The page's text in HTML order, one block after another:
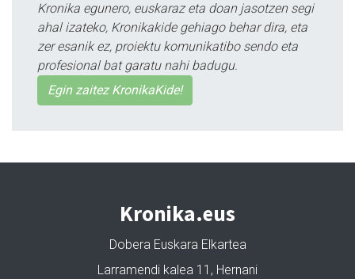
Kronika egunero, euskaraz eta doan jasotzen segi
ahal izateko, Kronikakide gehiago behar dira, eta
zer esanik ez, proiektu komunikatibo sendo eta
profesional bat garatu nahi badugu.
Egin zaitez KronikaKide!
Kronika.eus
Dobera Euskara Elkartea
Larramendi kalea 11, Hernani